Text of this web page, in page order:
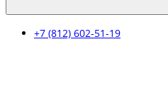
+7 (812) 602-51-19